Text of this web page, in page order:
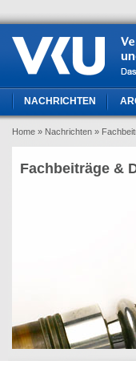
NACHRICHTEN
Home » Nachrichten »
Fachbeiträge &